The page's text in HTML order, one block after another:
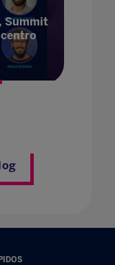
Summit